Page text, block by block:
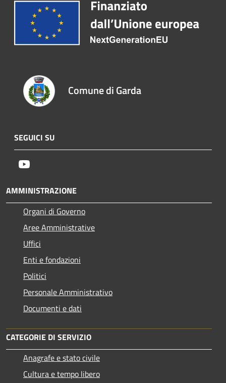
Comune di Garda
SEGUICI SU
AMMINISTRAZIONE
Organi di Governo
Aree Amministrative
Uffici
Enti e fondazioni
Politici
Personale Amministrativo
Documenti e dati
CATEGORIE DI SERVIZIO
Anagrafe e stato civile
Cultura e tempo libero